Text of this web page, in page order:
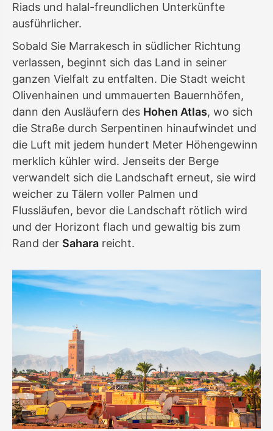
Riads und halal-freundlichen Unterkünfte
ausführlicher.
Sobald Sie Marrakesch in südlicher Richtung
verlassen, beginnt sich das Land in seiner
ganzen Vielfalt zu entfalten. Die Stadt weicht
Olivenhainen und ummauerten Bauernhöfen,
dann den Ausläufern des Hohen Atlas, wo sich
die Straße durch Serpentinen hinaufwindet und
die Luft mit jedem hundert Meter Höhengewinn
merklich kühler wird. Jenseits der Berge
verwandelt sich die Landschaft erneut, sie wird
weicher zu Tälern voller Palmen und
Flussläufen, bevor die Landschaft rötlich wird
und der Horizont flach und gewaltig bis zum
Rand der Sahara reicht.